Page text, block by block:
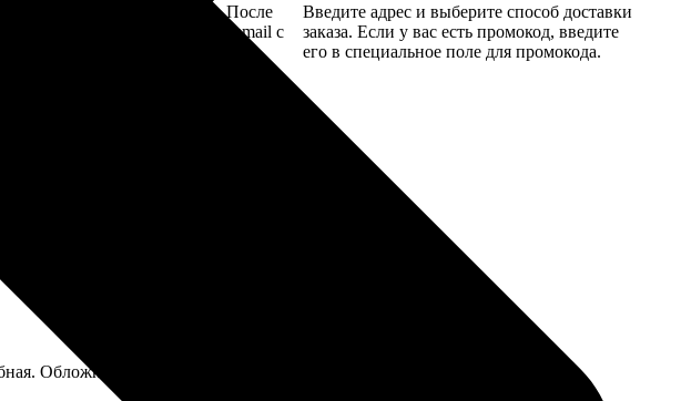
заказ банковской картой. После
получите подтверждение на email с
заказа. Когда отправим заказ
Введите адрес и выберите способ доставки
заказа. Если у вас есть промокод, введите
его в специальное поле для промокода.
Обложка со временем начала слегка затираться по углам.